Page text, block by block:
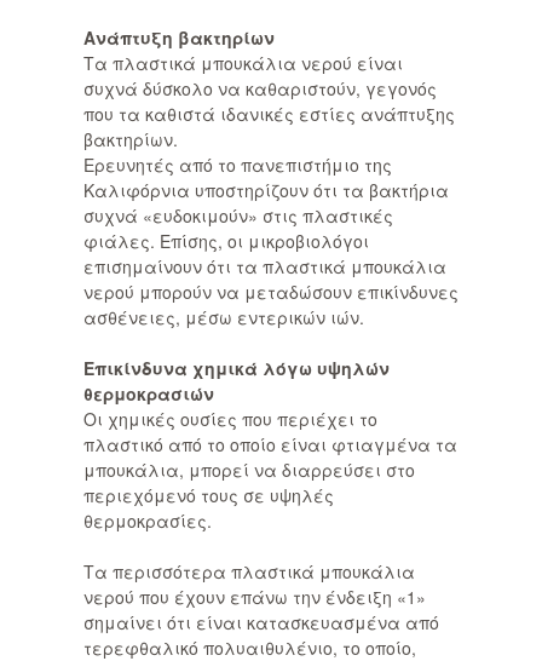
Ανάπτυξη βακτηρίων
Τα πλαστικά μπουκάλια νερού είναι
συχνά δύσκολο να καθαριστούν, γεγονός
που τα καθιστά ιδανικές εστίες ανάπτυξης
βακτηρίων.
Ερευνητές από το πανεπιστήμιο της
Καλιφόρνια υποστηρίζουν ότι τα βακτήρια
συχνά «ευδοκιμούν» στις πλαστικές
φιάλες. Επίσης, οι μικροβιολόγοι
επισημαίνουν ότι τα πλαστικά μπουκάλια
νερού μπορούν να μεταδώσουν επικίνδυνες
ασθένειες, μέσω εντερικών ιών.
Επικίνδυνα χημικά λόγω υψηλών
θερμοκρασιών
Οι χημικές ουσίες που περιέχει το
πλαστικό από το οποίο είναι φτιαγμένα τα
μπουκάλια, μπορεί να διαρρεύσει στο
περιεχόμενό τους σε υψηλές
θερμοκρασίες.
Τα περισσότερα πλαστικά μπουκάλια
νερού που έχουν επάνω την ένδειξη «1»
σημαίνει ότι είναι κατασκευασμένα από
τερεφθαλικό πολυαιθυλένιο, το οποίο,